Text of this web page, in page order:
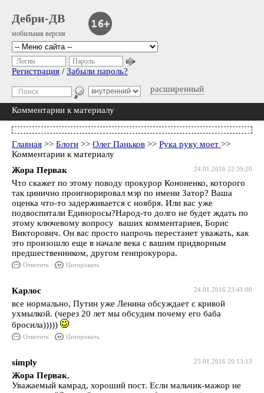
Дебри-ДВ
мобильная версия
расширенный
Логин Пароль
Регистрация / Забыли пароль?
Комментарии к материалу
Главная >> Блоги >> Олег Паньков >> Рука руку моет >>
Комментарии к материалу
24.01.2016 22:39:20
Жора Первак
Что скажет по этому поводу прокурор Кононенко, которого
так цинично проигнорировал мэр по имени Затор? Ваша
оценка что-то задерживается с ноября. Или вас уже
подвоспитали Единоросы?Народ-то долго не будет ждать по
этому ключевому вопросу ваших комментариев, Борис
Викторович. Он вас просто напрочь перестанет уважать, как
это произошло еще в начале века с вашим придворным
предшественником, другом генпрокурора.
Ответить Цитировать
24.01.2016 23:41:00
Карлос
все нормально, Путин уже Ленина обсуждает с кривой
ухмылкой. (через 20 лет мы обсудим почему его баба
бросила)))))
Ответить Цитировать
25.01.2016 20:13:13
simply
Жора Первак,
Уважаемый камрад, хороший пост. Если мальчик-мажор не